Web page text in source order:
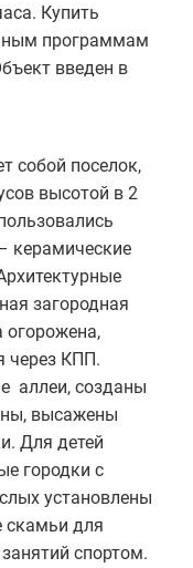
Купить
программам
введен в
собой поселок,
высотой в 2
керамические
загородная
огорожена,
через КПП.
аллеи, созданы
высажены
Для детей
городки с
установлены
скамьи для
спортом.